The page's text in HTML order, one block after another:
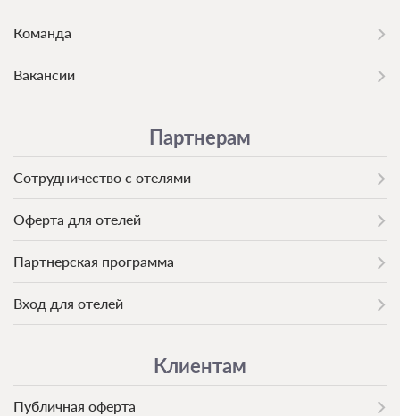
Команда
Вакансии
Партнерам
Сотрудничество с отелями
Оферта для отелей
Партнерская программа
Вход для отелей
Клиентам
Публичная оферта